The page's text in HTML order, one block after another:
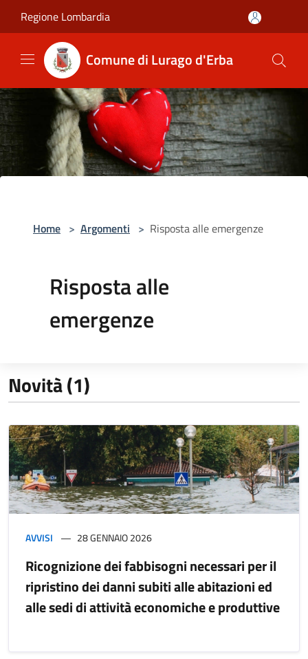
Regione Lombardia
Comune di Lurago d'Erba
Home > Argomenti > Risposta alle emergenze
Risposta alle
emergenze
Novità (1)
AVVISI 28 GENNAIO 2026
Ricognizione dei fabbisogni necessari per il
ripristino dei danni subiti alle abitazioni ed
alle sedi di attività economiche e produttive